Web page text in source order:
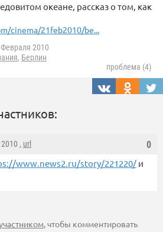
океане, рассказ о том, как
cinema/21feb2010/be...
2010
, Берлин
проблема (4)
0
, url
www.news2.ru/story/221220/ и
, чтобы комментировать